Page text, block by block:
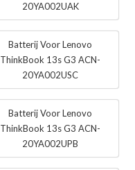
20YA002UAK
Batterij Voor Lenovo
ThinkBook 13s G3 ACN-
20YA002USC
Batterij Voor Lenovo
ThinkBook 13s G3 ACN-
20YA002UPB